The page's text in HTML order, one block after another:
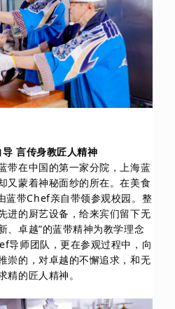
言传身教匠人精神
带在中国的第一家分院，上海蓝
又蒙着神秘面纱的所在。在美食
蓝带Chef亲自带领参观校园。整
进的厨艺设备，给来宾们留下无
、卓越”的蓝带精神为教学理念
导师团队，更在参观过程中，向
崇的，对卓越的不懈追求，和无
精的匠人精神。